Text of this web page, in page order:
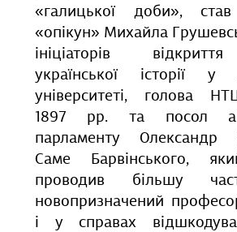
«галицької доби», став
«опікун» Михайла
ініціаторів
української історії у
університеті, голова
1897 рр. та посол
парламенту Олександр
Саме Барвінського,
проводив більшу
новопризначений
і у справах